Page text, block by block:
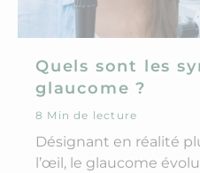
Quels sont les
glaucome ?
8 Min de lecture
Désignant en réalité
l’œil, le glaucome